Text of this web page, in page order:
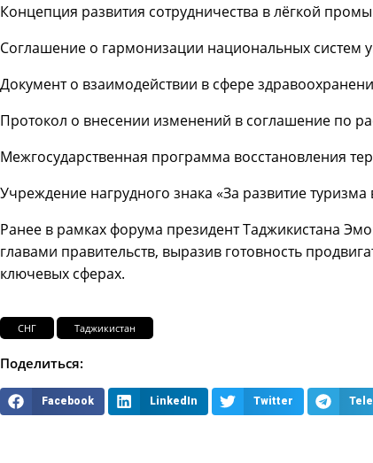
Концепция развития сотрудничества в лёгкой
Соглашение о гармонизации национальных
Документ о взаимодействии в сфере
Протокол о внесении изменений в соглашение по
Межгосударственная программа восстановления
Учреждение нагрудного знака «За развитие туризма
Ранее в рамках форума президент Таджикистана
главами правительств, выразив готовность
ключевых сферах.
СНГ Таджикистан
Поделиться:
Facebook LinkedIn Twitter